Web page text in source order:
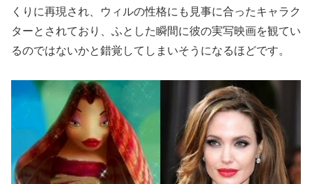
くりに再現され、ウィルの性格にも見事に合ったキャラク
ターとされており、ふとした瞬間に彼の実写映画を観てい
るのではないかと錯覚してしまいそうになるほどです。